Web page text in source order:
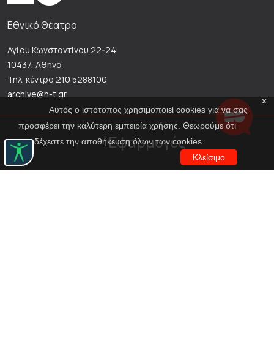
x
Αυτός ο ιστότοπος χρησιμοποιεί cookies για να σας
προσφέρει την καλύτερη εμπειρία χρήσης. Θεωρούμε ότι
αποδέχεστε την αποθήκευση όλων των cookies.
Κλείσιμο
Εθνικό Θέατρο
Αγίου Κωνσταντίνου 22-24
10437, Αθήνα
Τηλ. κέντρο 210 5288100
archive@n-t.gr
Εφαρμογές